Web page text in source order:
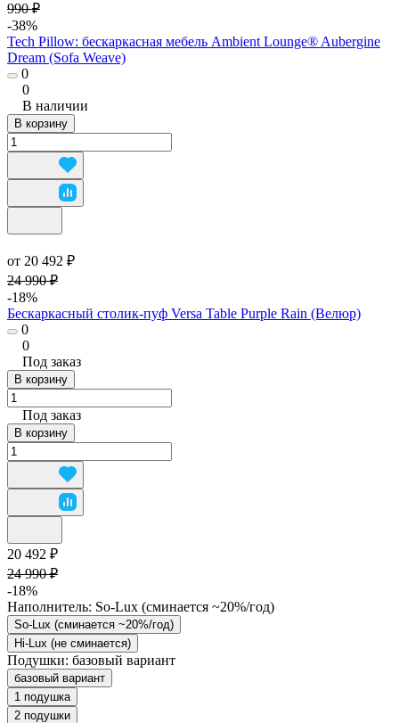
990 ₽
-38%
Tech Pillow: бескаркасная мебель Ambient Lounge® Aubergine
Dream (Sofa Weave)
0
0
В наличии
В корзину
от 20 492 ₽
24 990 ₽
-18%
Бескаркасный столик-пуф Versa Table Purple Rain (Велюр)
0
0
Под заказ
В корзину
Под заказ
В корзину
20 492 ₽
24 990 ₽
-18%
Наполнитель: So-Lux (cминается ~20%/год)
So-Lux (cминается ~20%/год)
Hi-Lux (не сминается)
Подушки: базовый вариант
базовый вариант
1 подушка
2 подушки